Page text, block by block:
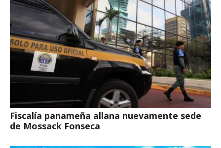
Fiscalía panameña allana nuevamente sede
de Mossack Fonseca